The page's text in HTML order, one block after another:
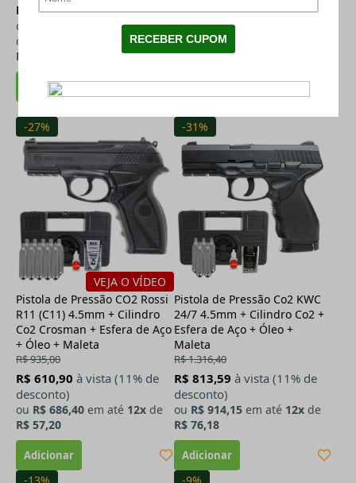
R$ 755,12à vista (11% de
desconto)
ou 12xde
R$ 70,70
R$ 2.580,11
desconto)
ouR$ 2.899,00
-27%
VEJA O VÍDEO
Pistola de Pressão CO2 Rossi
R11 (C11) 4.5mm + Cilindro
Co2 Crosman + Esfera de Aço
+ Óleo + Maleta
R$ 935,00
R$ 610,90 à vista (11% de
desconto)
ou R$ 686,40 em até 12x de
R$ 57,20
-31%
Pistola de Pressão Co2 KWC
24/7 4.5mm + Cilindro Co2 +
Esfera de Aço + Óleo +
Maleta
R$ 1.316,40
R$ 813,59 à vista (11% de
desconto)
ou R$ 914,15 em até 12x de
R$ 76,18